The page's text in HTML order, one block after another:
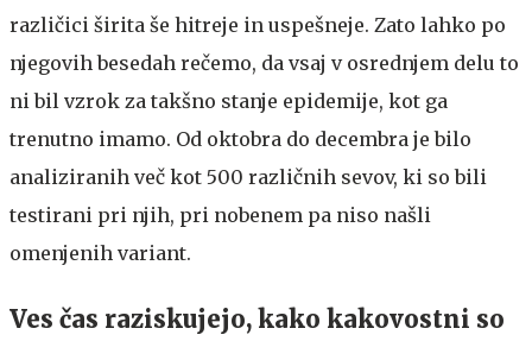
različici širita še hitreje in uspešneje. Zato lahko po
njegovih besedah rečemo, da vsaj v osrednjem delu to
ni bil vzrok za takšno stanje epidemije, kot ga
trenutno imamo. Od oktobra do decembra je bilo
analiziranih več kot 500 različnih sevov, ki so bili
testirani pri njih, pri nobenem pa niso našli
omenjenih variant.
Ves čas raziskujejo, kako kakovostni so